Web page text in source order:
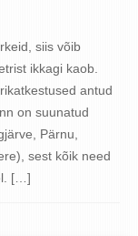
siis võib
ikkagi kaob.
antud
on suunatud
Pärnu,
sest kõik need
[…]